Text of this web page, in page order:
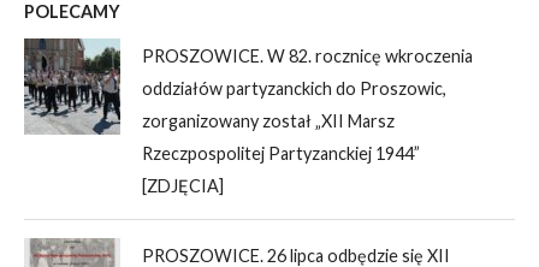
POLECAMY
PROSZOWICE. W 82. rocznicę wkroczenia
oddziałów partyzanckich do Proszowic,
zorganizowany został „XII Marsz
Rzeczpospolitej Partyzanckiej 1944”
[ZDJĘCIA]
PROSZOWICE. 26 lipca odbędzie się XII